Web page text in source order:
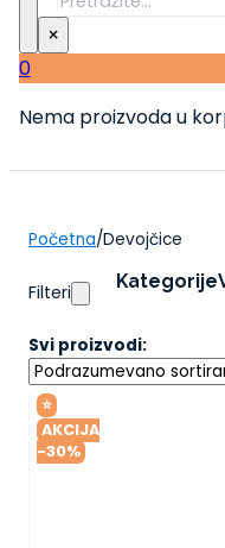
×
0
Nema proizvoda u
Početna/Devojčice
Filteri Kategorije
Svi proizvodi:
⭐
AKCIJA
-30%